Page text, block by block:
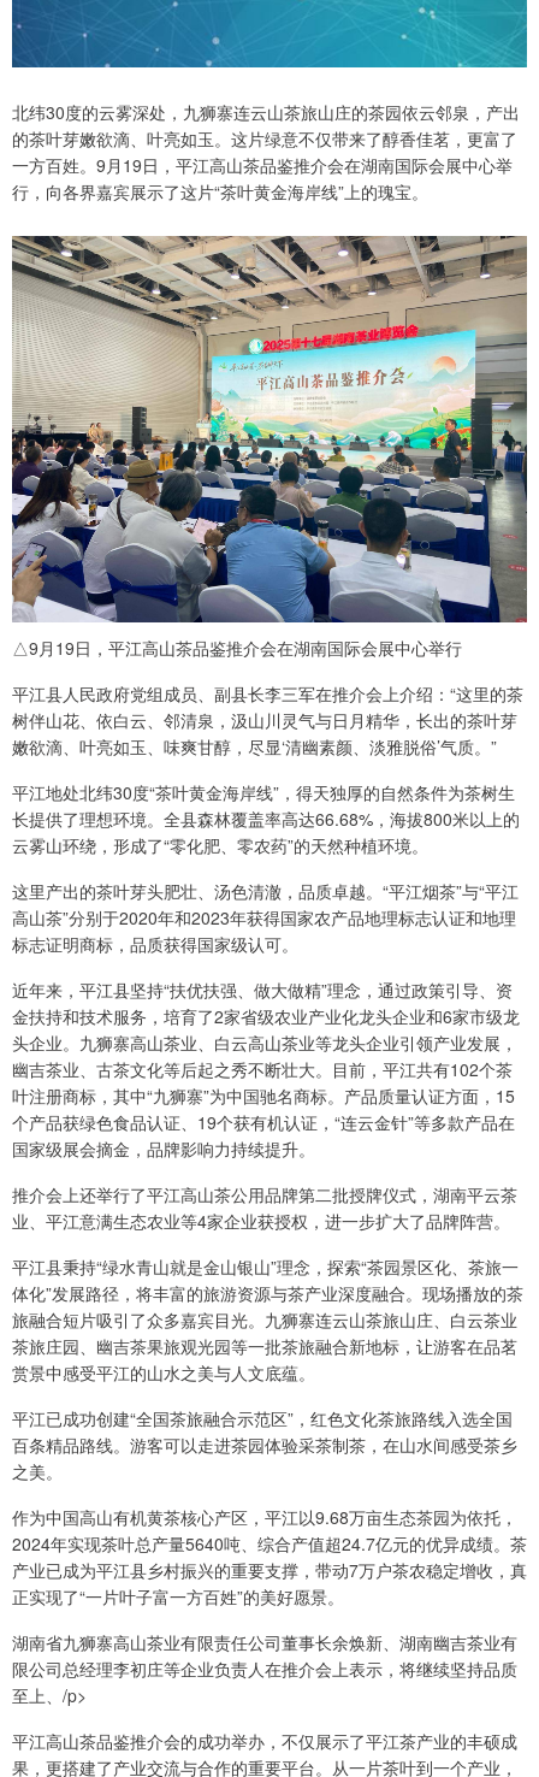
北纬30度的云雾深处，九狮寨连云山茶旅山庄的茶园依云邻泉，产出
的茶叶芽嫩欲滴、叶亮如玉。这片绿意不仅带来了醇香佳茗，更富了
一方百姓。9月19日，平江高山茶品鉴推介会在湖南国际会展中心举
行，向各界嘉宾展示了这片“茶叶黄金海岸线”上的瑰宝。
△9月19日，平江高山茶品鉴推介会在湖南国际会展中心举行
平江县人民政府党组成员、副县长李三军在推介会上介绍：“这里的茶
树伴山花、依白云、邻清泉，汲山川灵气与日月精华，长出的茶叶芽
嫩欲滴、叶亮如玉、味爽甘醇，尽显‘清幽素颜、淡雅脱俗’气质。”
平江地处北纬30度“茶叶黄金海岸线”，得天独厚的自然条件为茶树生
长提供了理想环境。全县森林覆盖率高达66.68%，海拔800米以上的
云雾山环绕，形成了“零化肥、零农药”的天然种植环境。
这里产出的茶叶芽头肥壮、汤色清澈，品质卓越。“平江烟茶”与“平江
高山茶”分别于2020年和2023年获得国家农产品地理标志认证和地理
标志证明商标，品质获得国家级认可。
近年来，平江县坚持“扶优扶强、做大做精”理念，通过政策引导、资
金扶持和技术服务，培育了2家省级农业产业化龙头企业和6家市级龙
头企业。九狮寨高山茶业、白云高山茶业等龙头企业引领产业发展，
幽吉茶业、古茶文化等后起之秀不断壮大。目前，平江共有102个茶
叶注册商标，其中“九狮寨”为中国驰名商标。产品质量认证方面，15
个产品获绿色食品认证、19个获有机认证，“连云金针”等多款产品在
国家级展会摘金，品牌影响力持续提升。
推介会上还举行了平江高山茶公用品牌第二批授牌仪式，湖南平云茶
业、平江意满生态农业等4家企业获授权，进一步扩大了品牌阵营。
平江县秉持“绿水青山就是金山银山”理念，探索“茶园景区化、茶旅一
体化”发展路径，将丰富的旅游资源与茶产业深度融合。现场播放的茶
旅融合短片吸引了众多嘉宾目光。九狮寨连云山茶旅山庄、白云茶业
茶旅庄园、幽吉茶果旅观光园等一批茶旅融合新地标，让游客在品茗
赏景中感受平江的山水之美与人文底蕴。
平江已成功创建“全国茶旅融合示范区”，红色文化茶旅路线入选全国
百条精品路线。游客可以走进茶园体验采茶制茶，在山水间感受茶乡
之美。
作为中国高山有机黄茶核心产区，平江以9.68万亩生态茶园为依托，
2024年实现茶叶总产量5640吨、综合产值超24.7亿元的优异成绩。茶
产业已成为平江县乡村振兴的重要支撑，带动7万户茶农稳定增收，真
正实现了“一片叶子富一方百姓”的美好愿景。
湖南省九狮寨高山茶业有限责任公司董事长余焕新、湖南幽吉茶业有
限公司总经理李初庄等企业负责人在推介会上表示，将继续坚持品质
至上、/p>
平江高山茶品鉴推介会的成功举办，不仅展示了平江茶产业的丰硕成
果，更搭建了产业交流与合作的重要平台。从一片茶叶到一个产业，